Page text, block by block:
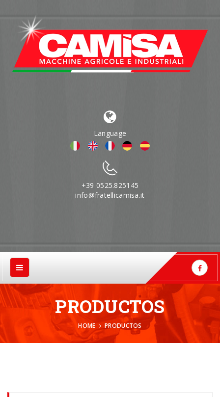
Language
+39 0525.825145
info@fratellicamisa.it
PRODUCTOS
HOME PRODUCTOS